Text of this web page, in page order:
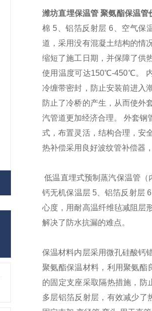
潍坊直埋保温管 聚氨酯保温管
棉 5、铝箔反射层 6、空气保
道，采用没有混凝土结构的情
缩短了施工日期，并保障了供
使用温度可达150℃-450℃。
冷缠带密封，防止安装前进入
防止了冷桥的产生，从而使外
汽管道更加经济合理。 外套钢
式，布置灵活，结构合理，安
热补偿采用良好波纹管补偿器
低温直埋式预制蒸汽保温管
钙无机保温层 5、铝箔反射层
心度，用耐高温纤维毡减阻层
解决了防水抗漏的难点。
保温材料内层采用微孔硅酸钙
聚氨酯保温材料，利用聚氨酯
的固定支座采取隔热措施，
多层铝箔反射层，有效减少了